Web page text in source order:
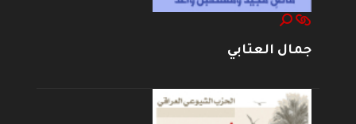
جمال العتابي